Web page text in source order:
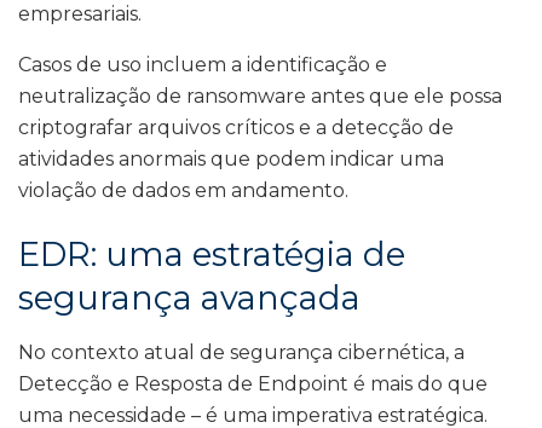
empresariais.
Casos de uso incluem a identificação e
neutralização de ransomware antes que ele possa
criptografar arquivos críticos e a detecção de
atividades anormais que podem indicar uma
violação de dados em andamento.
EDR: uma estratégia de
segurança avançada
No contexto atual de segurança cibernética, a
Detecção e Resposta de Endpoint é mais do que
uma necessidade – é uma imperativa estratégica.